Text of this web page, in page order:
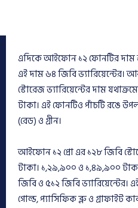
এদিকে আইফোন ১২ ফোনটির দাম
এই দাম ৬৪ জিবি ভ্যারিয়েন্টের।
স্টোরেজ ভ্যারিয়েন্টের দাম
টাকা। এই ফোনটিও পাঁচটি রঙে
(রেড) ও গ্রীন।
আইফোন ১২ প্রো এর ১২৮ জিবি
টাকা। ১,২৯,৯০০ ও ১,৪৯,৯০০
জিবি ও ৫১২ জিবি ভ্যারিয়েন্টের।
গোল্ড, প্যাসিফিক ব্লু ও গ্রাফাইট